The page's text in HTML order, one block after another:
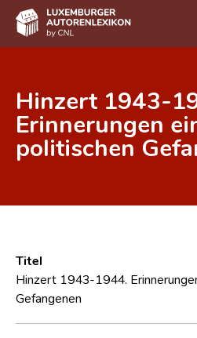
DE FR
Home
Erweiterte Suche
CNL
Forschungsgruppe
Hinzert 1943-
Erinnerungen
politischen
Titel
Hinzert 1943-1944.
Gefangenen